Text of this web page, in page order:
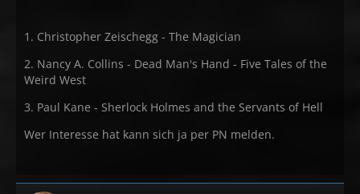
1. Christopher Zeischegg - The Magician
2. Nancy A. Collins - Dead Man's Hand - Five Tales of the
Weird West
3. Paul Kane - Sherlock Holmes and the Servants of Hell
Wer Interesse hat kann sich ja per PN melden.